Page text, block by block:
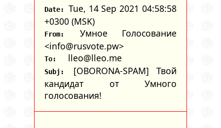
Date: Tue, 14 Sep 2021 04:58:58
+0300 (MSK)
From: Умное Голосование
<info@rusvote.pw>
To: lleo@lleo.me
Subj: [OBORONA-SPAM] Твой
кандидат от Умного
голосования!